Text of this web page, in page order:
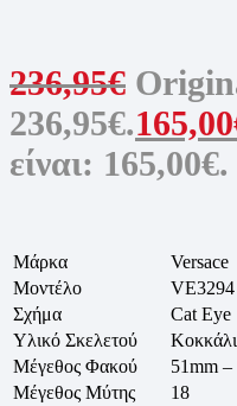
236,95€
236,95€.165,00
είναι: 165,00€.
Μάρκα
Versace
Μοντέλο
VE3294
Σχήμα
Cat Eye
Υλικό Σκελετού
Μέγεθος Φακού
51mm –
Μέγεθος Μύτης
18